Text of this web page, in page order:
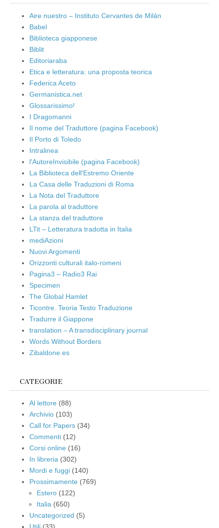
Aire nuestro – Instituto Cervantes de Milán
Babel
Biblioteca giapponese
Biblit
Editoriaraba
Etica e letteratura: una proposta teorica
Federica Aceto
Germanistica.net
Glossarissimo!
I Dragomanni
Il nome del Traduttore (pagina Facebook)
Il Porto di Toledo
Intralinea
l'AutoreInvisibile (pagina Facebook)
La Biblioteca dell'Estremo Oriente
La Casa delle Traduzioni di Roma
La Nota del Traduttore
La parola al traduttore
La stanza del traduttore
LTit – Letteratura tradotta in Italia
mediAzioni
Nuovi Argomenti
Orizzonti culturali italo-romeni
Pagina3 – Radio3 Rai
Specimen
The Global Hamlet
Ticontre. Teoria Testo Traduzione
Tradurre il Giappone
translation – A transdisciplinary journal
Words Without Borders
Zibaldone.es
CATEGORIE
Al lettore (88)
Archivio (103)
Call for Papers (34)
Commenti (12)
Corsi online (16)
In libreria (302)
Mordi e fuggi (140)
Prossimamente (769)
Estero (122)
Italia (650)
Uncategorized (5)